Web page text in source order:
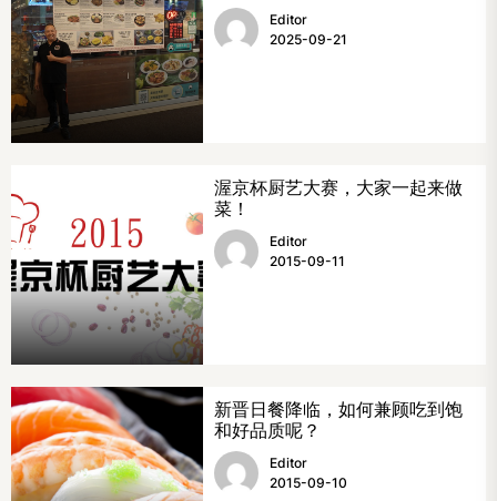
Editor
2025-09-21
渥京杯厨艺大赛，大家一起来做
菜！
Editor
2015-09-11
新晋日餐降临，如何兼顾吃到饱
和好品质呢？
Editor
2015-09-10